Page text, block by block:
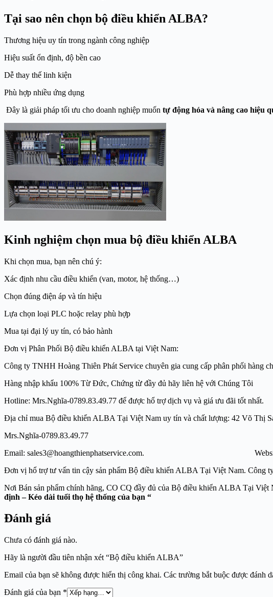
Tại sao nên chọn bộ điều khiển ALBA?
Thương hiệu uy tín trong ngành công nghiệp
Hiệu suất ổn định, độ bền cao
Dễ thay thế linh kiện
Phù hợp nhiều ứng dụng
Đây là giải pháp tối ưu cho doanh nghiệp muốn tự động hóa và nâng cao hiệu
Kinh nghiệm chọn mua bộ điều khiển ALBA
Khi chọn mua, bạn nên chú ý:
Xác định nhu cầu điều khiển (van, motor, hệ thống…)
Chọn đúng điện áp và tín hiệu
Lựa chọn loại PLC hoặc relay phù hợp
Mua tại đại lý uy tín, có bảo hành
Đơn vị Phân Phối Bộ điều khiển ALBA tại Việt Nam:
Công ty TNHH Hoàng Thiên Phát Service chuyên gia cung cấp phân phối hàng
Hàng nhập khẩu 100% Từ Đức, Chứng từ đầy đủ hãy liên hệ với Chúng Tôi
Hotline: Mrs.Nghĩa-0789.83.49.77 để được hổ trợ dịch vụ và giá ưu đãi tốt nhất.
Địa chỉ mua Bộ điều khiển ALBA Tại Việt Nam uy tín và chất lượng: 42 Võ Thị
Mrs.Nghĩa-0789.83.49.77
Email: sales3@hoangthienphatservice.com. Website:
Đơn vị hổ trợ tư vấn tin cậy sản phẩm Bộ điều khiển ALBA Tại Việt Nam. Công
Nơi Bán sản phẩm chính hãng, CO CQ đầy đủ của Bộ điều
định – Kéo dài tuổi thọ hệ thống của bạn “
Đánh giá
Chưa có đánh giá nào.
Hãy là người đầu tiên nhận xét “Bộ điều khiển ALBA”
Email của bạn sẽ không được hiển thị công khai. Các trường bắt buộc được đánh
Đánh giá của bạn *